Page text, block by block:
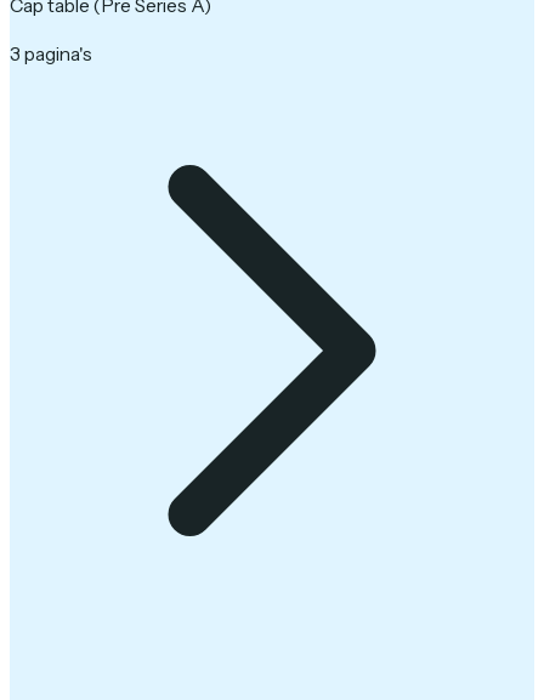
Cap table (Pre Series A)
3 pagina's